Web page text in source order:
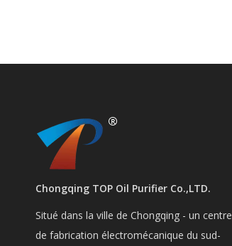
Chongqing TOP Oil Purifier Co.,LTD.
Situé dans la ville de Chongqing - un centre
de fabrication électromécanique du sud-